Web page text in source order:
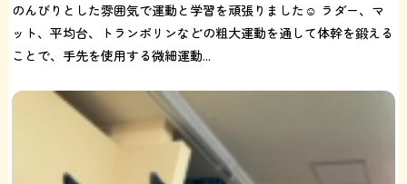
のんびりとした雰囲気で運動と学習を頑張りました☺️ ラダー、マ
ット、平均台、トランポリンなどの粗大運動を通して体幹を鍛える
ことで、手先を使用する微細運動...